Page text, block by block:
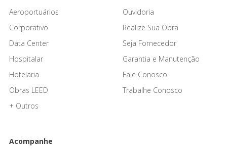
Aeroportuários
Corporativo
Data Center
Hospitalar
Hotelaria
Obras LEED
+ Outros
Ouvidoria
Realize Sua Obra
Seja Fornecedor
Garantia e Manutenção
Fale Conosco
Trabalhe Conosco
Acompanhe